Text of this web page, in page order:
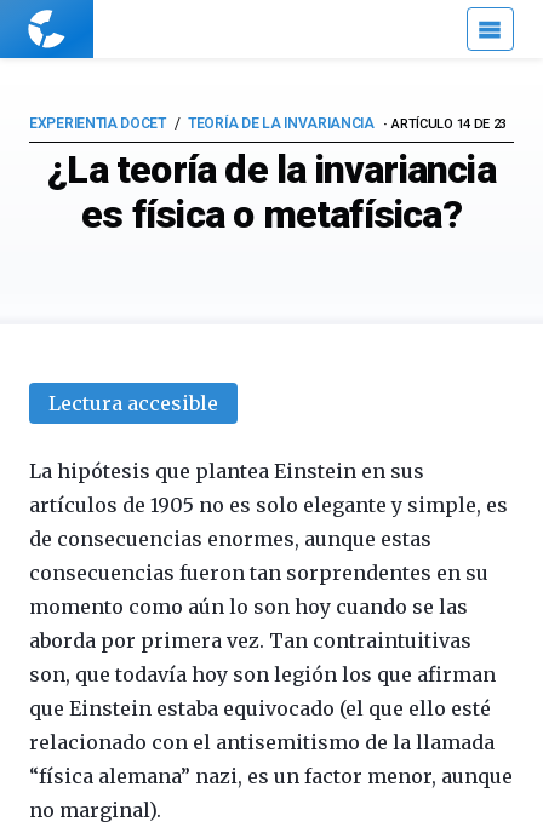
Cuaderno
¿La teoría de la invariancia
es física o metafísica?
EXPERIENTIA DOCET TEORÍA DE LA INVARIANCIA ARTÍCULO 14 DE 23
Lectura accesible
La hipótesis que plantea Einstein en sus
artículos de 1905 no es solo elegante y simple, es
de consecuencias enormes, aunque estas
consecuencias fueron tan sorprendentes en su
momento como aún lo son hoy cuando se las
aborda por primera vez. Tan contraintuitivas
son, que todavía hoy son legión los que afirman
que Einstein estaba equivocado (el que ello esté
relacionado con el antisemitismo de la llamada
“física alemana” nazi, es un factor menor, aunque
no marginal).